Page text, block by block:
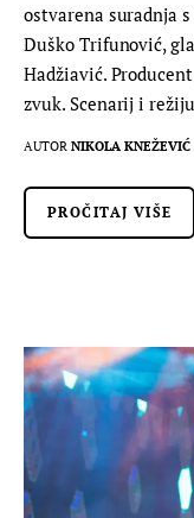
ostvarena suradnja
Duško Trifunović,
Hadžiavić.
zvuk. Scenarij i
AUTOR NIKOLA KNEŽEVIĆ
PROČITAJ VIŠE